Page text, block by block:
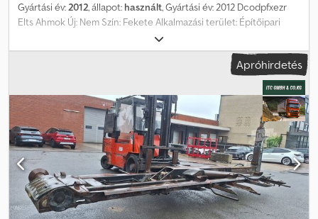
Gyártási év:2012, állapot: használt, Gyártási év: 2012 Dcodpfxezr
Elts Ahmok Új: Nem Szín: Fekete Alkalmazási terület: Építőipari
gépek Általános állapot: jó Műszaki állapot: jó Külső állapot: jó Ár:
Érdeklődés esetén További információkért kérjük, vegye fel a
kapcsolatot Klaas Gerritssel, Peter Gerritssel vagy Gerrits úrral.
Apróhirdetés